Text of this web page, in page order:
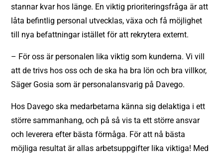
stannar kvar hos länge. En viktig prioriteringsfråga är att
låta befintlig personal utvecklas, växa och få möjlighet
till nya befattningar istället för att rekrytera externt.
– För oss är personalen lika viktig som kunderna. Vi vill
att de trivs hos oss och de ska ha bra lön och bra villkor,
Säger Gosia som är personalansvarig på Davego.
Hos Davego ska medarbetarna känna sig delaktiga i ett
större sammanhang, och på så vis ta ett större ansvar
och leverera efter bästa förmåga. För att nå bästa
möjliga resultat är allas arbetsuppgifter lika viktiga! Med